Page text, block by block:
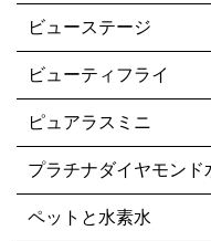
ビューステージ
ビューティフライ
ピュアラスミニ
プラチナダイヤモンド
ペットと水素水